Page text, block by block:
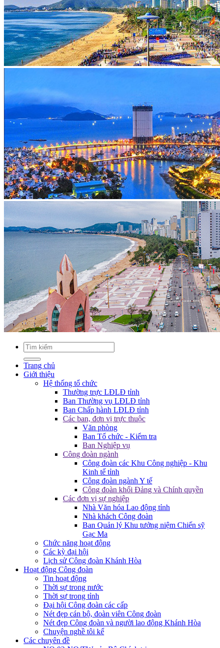
Trang chủ
Giới thiệu
Hệ thống tổ chức
Thường trực LĐLĐ tỉnh
Ban Thường vụ LĐLĐ tỉnh
Ban Chấp hành LĐLĐ tỉnh
Các ban, đơn vị trực thuộc
Văn phòng
Ban Tổ chức - Kiểm tra
Ban Nghiệp vụ
Công đoàn ngành
Công đoàn các Khu Công nghiệp - Khu
Kinh tế tỉnh
Công đoàn ngành Y tế
Công đoàn khối Đảng và Chính quyền
Các đơn vị sự nghiệp
Nhà Văn hóa Lao động tỉnh
Nhà khách Công đoàn
Ban Quản lý Khu tưởng niệm Chiến sỹ
Gạc Ma
Chức năng hoạt động
Các kỳ đại hội
Lịch sử Công đoàn Khánh Hòa
Hoạt động Công đoàn
Tin hoạt động
Thời sự trong nước
Thời sự trong tỉnh
Đại hội Công đoàn các cấp
Nét đẹp cán bộ, đoàn viên Công đoàn
Nét đẹp Công đoàn và người lao động Khánh Hòa
Chuyện nghề tôi kể
Các chuyên đề